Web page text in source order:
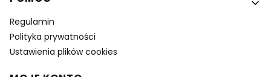
Regulamin
Polityka prywatności
Ustawienia plików cookies